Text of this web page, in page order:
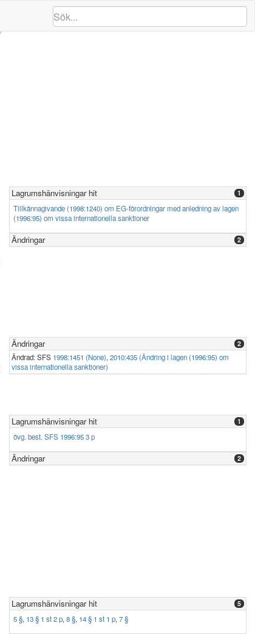
Lagrumshänvisningar hit 1
Tillkännagivande (1998:1240) om EG-förordningar med anledning av lagen
(1996:95) om vissa internationella sanktioner
Ändringar 2
Ändringar 2
Ändrad: SFS 1998:1451 (None),2010:435 (Ändring i lagen (1996:95) om
vissa internationella sanktioner)
Lagrumshänvisningar hit 1
övg. best. SFS 1996:95 3 p
Ändringar 2
Lagrumshänvisningar hit 5
5 §, 13 § 1 st 2 p,8 §, 14 § 1 st 1 p,7 §